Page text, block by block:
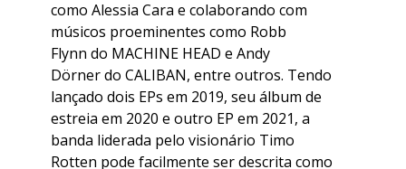
como Alessia Cara e colaborando com
músicos proeminentes como Robb
Flynn do MACHINE HEAD e Andy
Dörner do CALIBAN, entre outros. Tendo
lançado dois EPs em 2019, seu álbum de
estreia em 2020 e outro EP em 2021, a
banda liderada pelo visionário Timo
Rotten pode facilmente ser descrita como